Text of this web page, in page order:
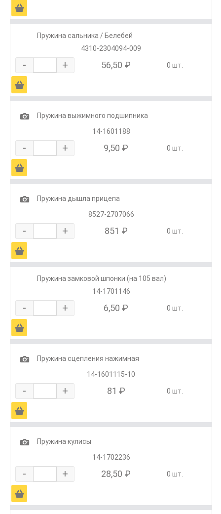
Ä
Пружина сальника / Белебей
4310-2304094-009
- + 56,50 ₽ 0 шт.
Ä
1
Пружина выжимного подшипника
14-1601188
- + 9,50 ₽ 0 шт.
Ä
1
Пружина дышла прицепа
8527-2707066
- + 851 ₽ 0 шт.
Ä
Пружина замковой шпонки (на 105 вал)
14-1701146
- + 6,50 ₽ 0 шт.
Ä
1
Пружина сцепления нажимная
14-1601115-10
- + 81 ₽ 0 шт.
Ä
1
Пружина кулисы
14-1702236
- + 28,50 ₽ 0 шт.
Ä